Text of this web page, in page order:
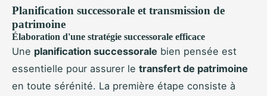
Planification successorale et transmission de
patrimoine
Élaboration d'une stratégie successorale efficace
Une planification successorale bien pensée est
essentielle pour assurer le transfert de patrimoine
en toute sérénité. La première étape consiste à